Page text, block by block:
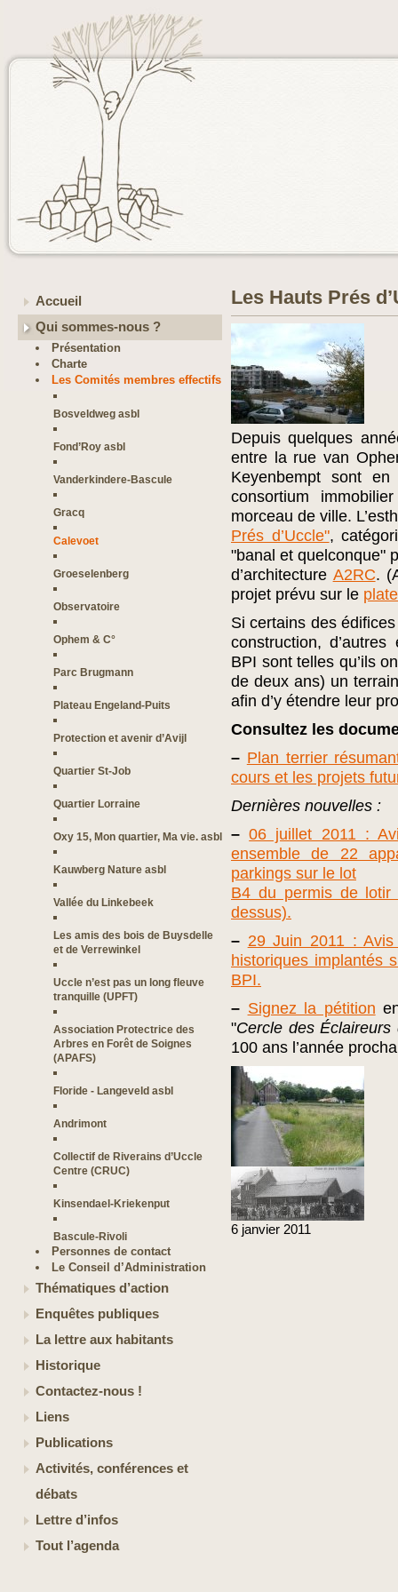
Accueil
Qui sommes-nous ?
Présentation
Charte
Les Comités membres effectifs
Bosveldweg asbl
Fond’Roy asbl
Vanderkindere-Bascule
Gracq
Calevoet
Groeselenberg
Observatoire
Ophem & C°
Parc Brugmann
Plateau Engeland-Puits
Protection et avenir d’Avijl
Quartier St-Job
Quartier Lorraine
Oxy 15, Mon quartier, Ma vie. asbl
Kauwberg Nature asbl
Vallée du Linkebeek
Les amis des bois de Buysdelle
et de Verrewinkel
Uccle n’est pas un long fleuve
tranquille (UPFT)
Association Protectrice des
Arbres en Forêt de Soignes
(APAFS)
Floride - Langeveld asbl
Andrimont
Collectif de Riverains d’Uccle
Centre (CRUC)
Kinsendael-Kriekenput
Bascule-Rivoli
Personnes de contact
Le Conseil d’Administration
Thématiques d’action
Enquêtes publiques
La lettre aux habitants
Historique
Contactez-nous !
Liens
Publications
Activités, conférences et
débats
Lettre d’infos
Tout l’agenda
Les Hauts Prés
Depuis quelques
entre la rue van
Keyenbempt sont
consortium
morceau de ville.
Prés d’Uccle",
"banal et quelconque"
d’architecture A2RC.
projet prévu sur le
Si certains des
construction,
BPI sont telles qu’ils
de deux ans) un
afin d’y étendre leur
Consultez les
– Plan terrier
cours et les projets
Dernières nouvelles :
– 06 juillet 2011 :
ensemble de 22
parkings sur le lot
B4 du permis de
dessus).
– 29 Juin 2011 :
historiques implantés
BPI.
– Signez la pétition
"Cercle des
100 ans l’année
6 janvier 2011